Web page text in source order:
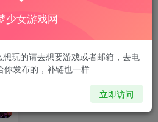
15 6个月前
少女游戏网
玩的请去想要游戏或者邮箱，去电
你发布的，补链也一样
立即访问